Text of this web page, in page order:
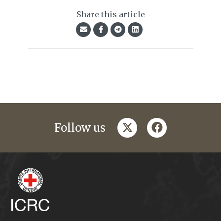
Share this article
Follow us twitterfacebook